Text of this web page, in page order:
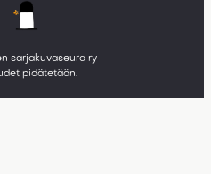
sarjakuvaseura ry
pidätetään.